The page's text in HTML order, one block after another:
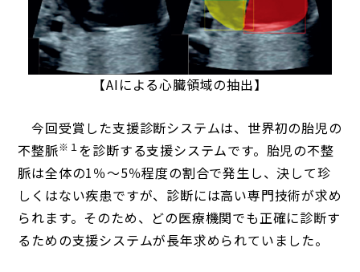
【AIによる心臓領域の抽出】
今回受賞した支援診断システムは、世界初の胎児の
不整脈※１ を診断する支援システムです。胎児の不整
脈は全体の1％～5％程度の割合で発生し、決して珍
しくはない疾患ですが、診断には高い専門技術が求め
られます。そのため、どの医療機関でも正確に診断す
るための支援システムが長年求められていました。